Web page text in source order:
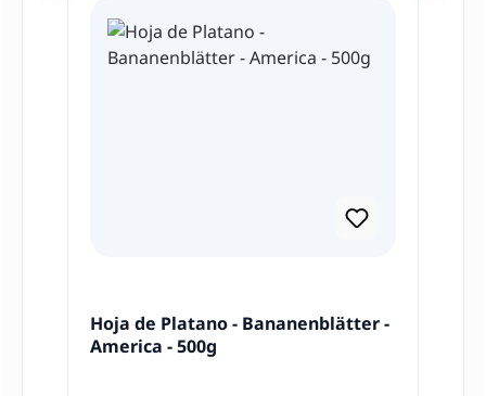
Hoja de Platano - Bananenblätter -
America - 500g